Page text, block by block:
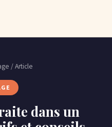
/ Article
dans un